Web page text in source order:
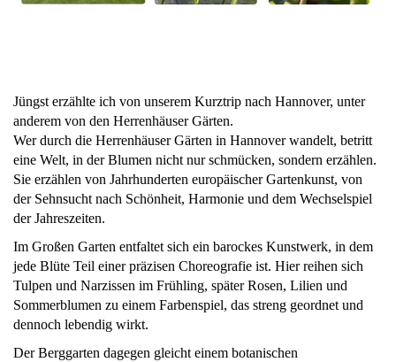
Jüngst erzählte ich von unserem Kurztrip nach Hannover, unter
anderem von den Herrenhäuser Gärten.
Wer durch die Herrenhäuser Gärten in Hannover wandelt, betritt
eine Welt, in der Blumen nicht nur schmücken, sondern erzählen.
Sie erzählen von Jahrhunderten europäischer Gartenkunst, von
der Sehnsucht nach Schönheit, Harmonie und dem Wechselspiel
der Jahreszeiten.
Im Großen Garten entfaltet sich ein barockes Kunstwerk, in dem
jede Blüte Teil einer präzisen Choreografie ist. Hier reihen sich
Tulpen und Narzissen im Frühling, später Rosen, Lilien und
Sommerblumen zu einem Farbenspiel, das streng geordnet und
dennoch lebendig wirkt.
Der Berggarten dagegen gleicht einem botanischen